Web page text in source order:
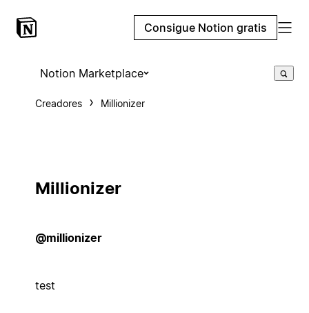
Consigue Notion gratis
Notion Marketplace
Creadores Millionizer
Millionizer
@millionizer
test